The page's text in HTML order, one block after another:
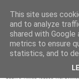
This site uses
and to analyze
shared with
metrics to ensure
statistics, and to